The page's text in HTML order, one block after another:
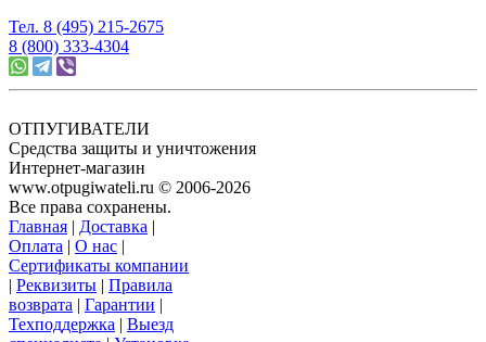
Тел. 8 (495) 215-2675
8 (800) 333-4304
ОТПУГИВАТЕЛИ
Средства защиты и уничтожения
Интернет-магазин
www.otpugiwateli.ru © 2006-2026
Все права сохранены.
Главная | Доставка |
Оплата | О нас |
Сертификаты компании
| Реквизиты | Правила
возврата | Гарантии |
Техподдержка | Выезд